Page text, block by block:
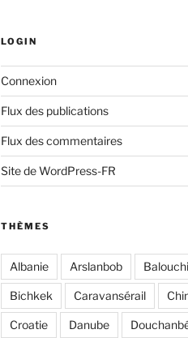
LOGIN
Connexion
Flux des publications
Flux des commentaires
Site de WordPress-FR
THÈMES
Albanie Arslanbob
Bichkek Caravansérail
Croatie Danube